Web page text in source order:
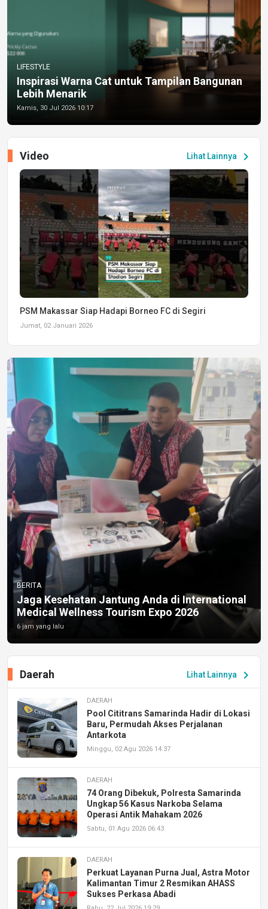
LIFESTYLE
Inspirasi Warna Cat untuk Tampilan Bangunan
Lebih Menarik
Kamis, 30 Jul 2026 10:17
Lihat Lainnya chevron_right
Video
PSM Makassar Siap Hadapi Borneo FC di Segiri
Jumat, 02 Januari 2026
BERITA
Jaga Kesehatan Jantung Anda di International
Medical Wellness Tourism Expo 2026
6 jam yang lalu
Lihat Lainnya chevron_right
Daerah
DAERAH
Pool Cititrans Samarinda Hadir di Lokasi
Baru, Permudah Akses Perjalanan
Antarkota
Minggu, 02 Agu 2026 14:37
DAERAH
74 Orang Dibekuk, Polresta Samarinda
Ungkap 56 Kasus Narkoba Selama
Operasi Antik Mahakam 2026
Sabtu, 01 Agu 2026 06:43
DAERAH
Perkuat Layanan Purna Jual, Astra Motor
Kalimantan Timur 2 Resmikan AHASS
Sukses Perkasa Abadi